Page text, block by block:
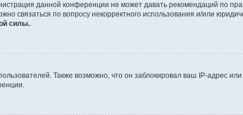
данной конференции не может давать рекомендаций по
связаться по вопросу некорректного использования и/или
силы..
Также возможно, что он заблокировал ваш IP-адрес